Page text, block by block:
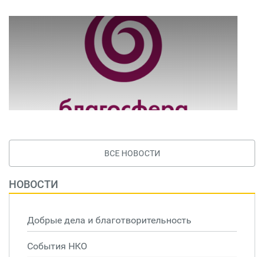
ВСЕ НОВОСТИ
НОВОСТИ
Добрые дела и благотворительность
События НКО